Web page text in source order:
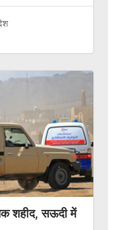
शहीद, सऊदी में